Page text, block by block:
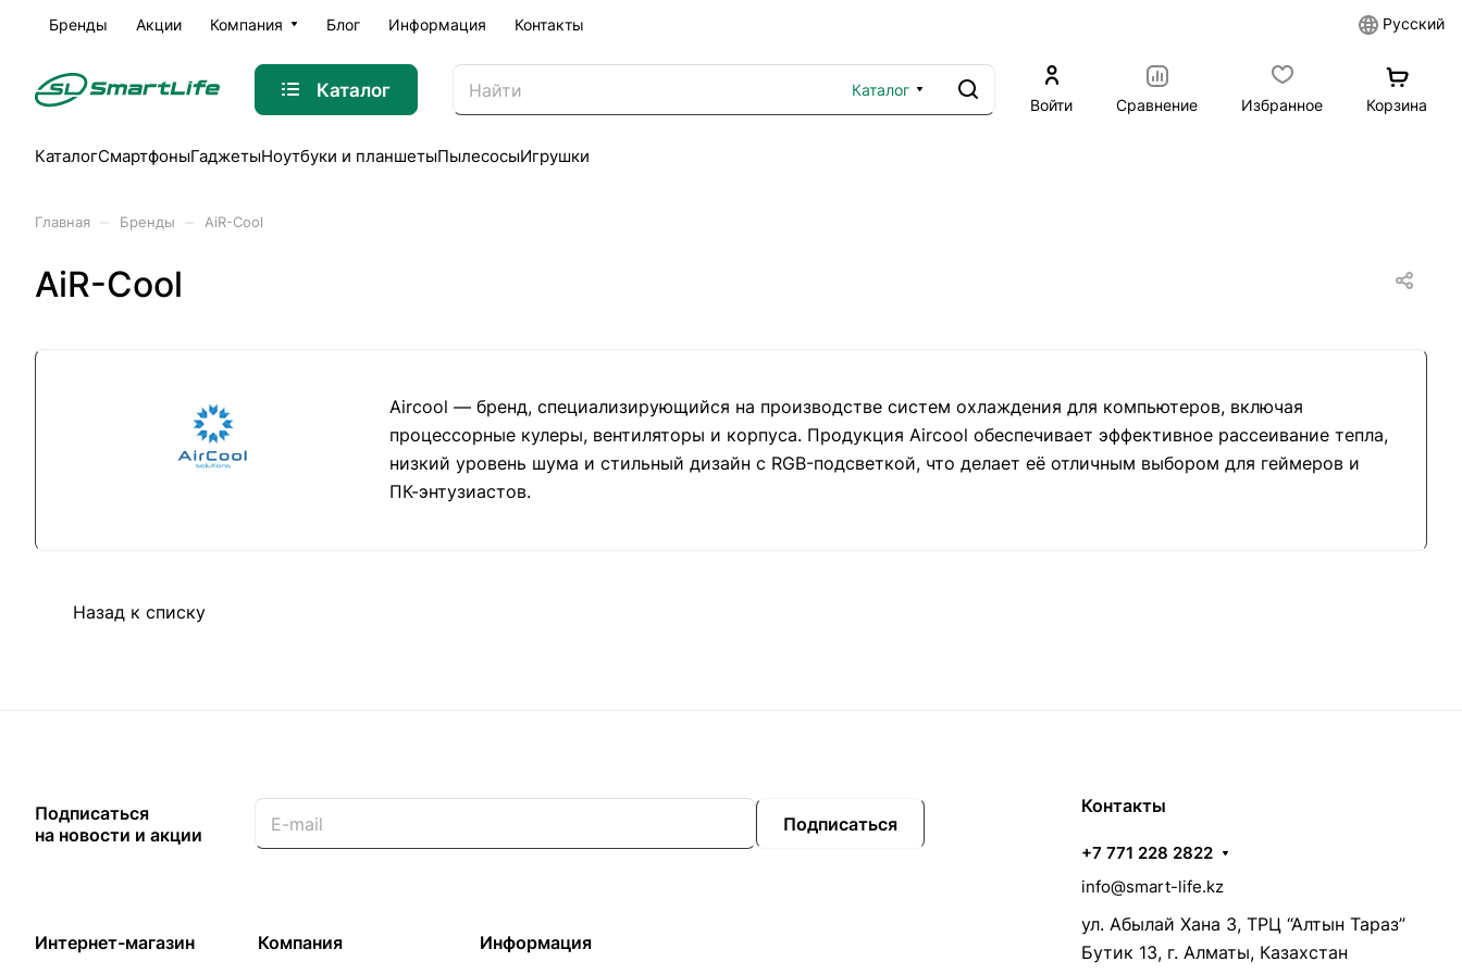
Бренды Акции Компания Блог Информация Контакты Русский
Каталог
Каталог
Войти
Сравнение Избранное Корзина
КаталогСмартфоныГаджетыНоутбуки и планшетыПылесосыИгрушки
Главная Бренды AiR-Cool
AiR-Cool
Aircool — бренд, специализирующийся на производстве систем охлаждения для компьютеров, включая
процессорные кулеры, вентиляторы и корпуса. Продукция Aircool обеспечивает эффективное рассеивание тепла,
низкий уровень шума и стильный дизайн с RGB-подсветкой, что делает её отличным выбором для геймеров и
ПК-энтузиастов.
Назад к списку
Подписаться
на новости и акции
Подписаться
Интернет-магазин Компания Информация
Контакты
+7 771 228 2822
info@smart-life.kz
ул. Абылай Хана 3, ТРЦ “Алтын Тараз”
Бутик 13, г. Алматы, Казахстан